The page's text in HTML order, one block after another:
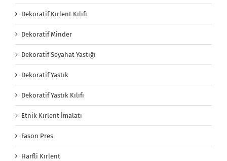
Dekoratif Kırlent Kılıfı
Dekoratif Minder
Dekoratif Seyahat Yastığı
Dekoratif Yastık
Dekoratif Yastık Kılıfı
Etnik Kırlent İmalatı
Fason Pres
Harfli Kırlent